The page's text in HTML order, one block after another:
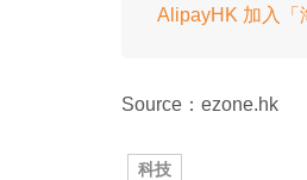
AlipayHK 加入「
Source：ezone.hk
科技